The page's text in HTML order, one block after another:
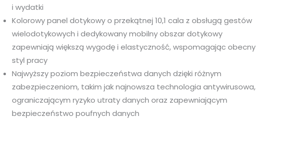
i wydatki
Kolorowy panel dotykowy o przekątnej 10,1 cala z obsługą gestów
wielodotykowych i dedykowany mobilny obszar dotykowy
zapewniają większą wygodę i elastyczność, wspomagając obecny
styl pracy
Najwyższy poziom bezpieczeństwa danych dzięki różnym
zabezpieczeniom, takim jak najnowsza technologia antywirusowa,
ograniczającym ryzyko utraty danych oraz zapewniającym
bezpieczeństwo poufnych danych